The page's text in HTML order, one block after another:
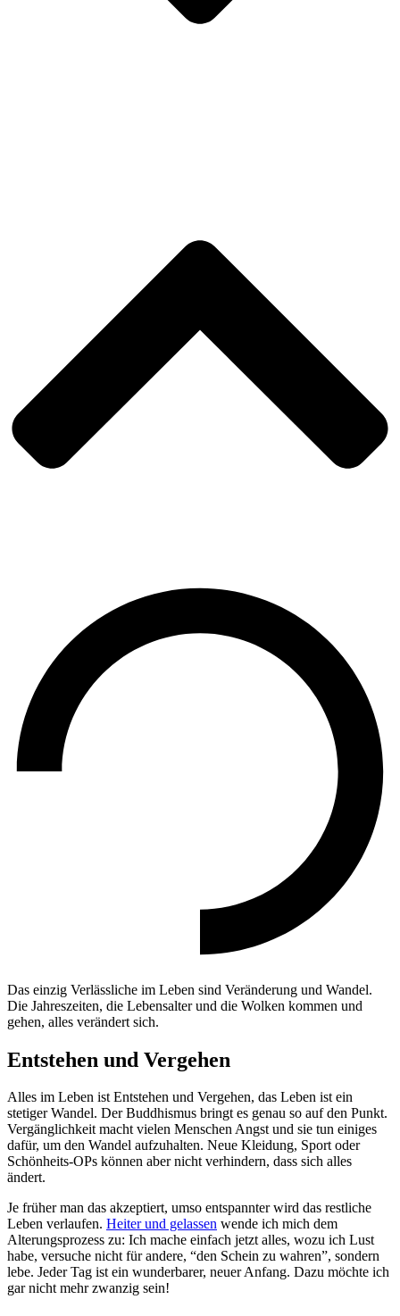
Das einzig Verlässliche im Leben sind Veränderung und Wandel.
Die Jahreszeiten, die Lebensalter und die Wolken kommen und
gehen, alles verändert sich.
Entstehen und Vergehen
Alles im Leben ist Entstehen und Vergehen, das Leben ist ein
stetiger Wandel. Der Buddhismus bringt es genau so auf den Punkt.
Vergänglichkeit macht vielen Menschen Angst und sie tun einiges
dafür, um den Wandel aufzuhalten. Neue Kleidung, Sport oder
Schönheits-OPs können aber nicht verhindern, dass sich alles
ändert.
Je früher man das akzeptiert, umso entspannter wird das restliche
Leben verlaufen. Heiter und gelassen wende ich mich dem
Alterungsprozess zu: Ich mache einfach jetzt alles, wozu ich Lust
habe, versuche nicht für andere, “den Schein zu wahren”, sondern
lebe. Jeder Tag ist ein wunderbarer, neuer Anfang. Dazu möchte ich
gar nicht mehr zwanzig sein!